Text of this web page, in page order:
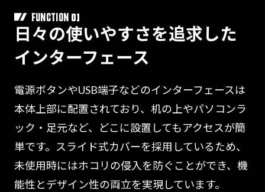
FUNCTION 01
日々の使いやすさを追求した
インターフェース
電源ボタンやUSB端子などのインターフェースは
本体上部に配置されており、机の上やパソコンラ
ック・足元など、どこに設置してもアクセスが簡
単です。スライド式カバーを採用しているため、
未使用時にはホコリの侵入を防ぐことができ、機
能性とデザイン性の両立を実現しています。